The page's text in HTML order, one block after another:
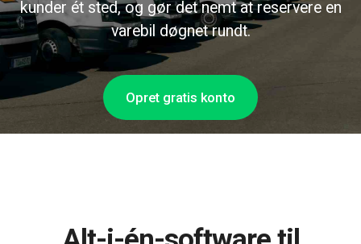
kunder ét sted, og gør det nemt at reservere en
varebil døgnet rundt.
Opret gratis konto